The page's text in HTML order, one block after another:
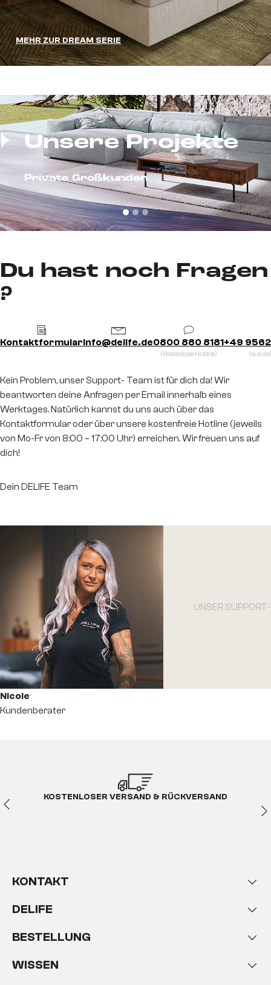
MEHR ZUR DREAM SERIE
Unsere Projekte
Private Großkunden
Du hast noch Fragen
?
Kontaktformularinfo@delife.de0800 880 8181
(Kostenlose Hotline)
+49
(aus
Kein Problem, unser Support- Team ist für dich da! Wir
beantworten deine Anfragen per Email innerhalb eines
Werktages. Natürlich kannst du uns auch über das
Kontaktformular oder über unsere kostenfreie Hotline (jeweils
von Mo-Fr von 8:00 – 17:00 Uhr) erreichen. Wir freuen uns auf
dich!
Dein DELIFE Team
NicoIe
Kundenberater
UNSER
KOSTENLOSER VERSAND & RÜCKVERSAND
KONTAKT
DELIFE
BESTELLUNG
WISSEN